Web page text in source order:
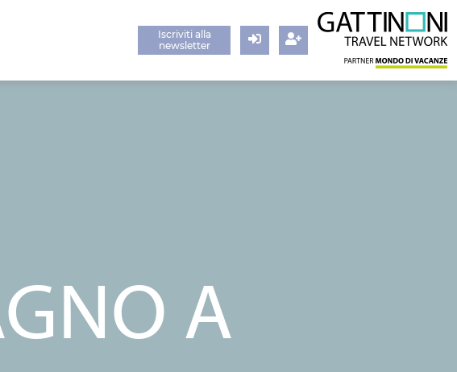
Iscriviti alla
newsletter
Registrati
A